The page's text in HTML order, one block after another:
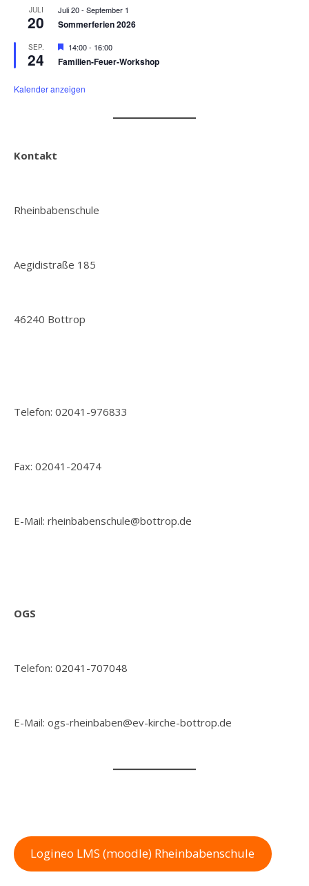
JULI
20
Juli 20- September 1
Sommerferien 2026
SEP.
24
Hervorgehoben
14:00- 16:00
Familien-Feuer-Workshop
Kalender anzeigen
Kontakt
Rheinbabenschule
Aegidistraße 185
46240 Bottrop
Telefon: 02041-976833
Fax: 02041-20474
E-Mail: rheinbabenschule@bottrop.de
OGS
Telefon: 02041-707048
E-Mail: ogs-rheinbaben@ev-kirche-bottrop.de
Logineo LMS (moodle) Rheinbabenschule